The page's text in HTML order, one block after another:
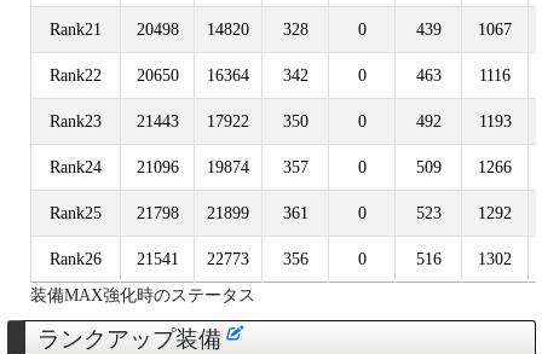
Rank21 20498 14820 328 0 439 1067
Rank22 20650 16364 342 0 463 1116
Rank23 21443 17922 350 0 492 1193
Rank24 21096 19874 357 0 509 1266
Rank25 21798 21899 361 0 523 1292
Rank26 21541 22773 356 0 516
1302
装備MAX強化時のステータス
ランクアップ装備